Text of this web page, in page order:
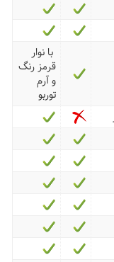
با نوار
قرمز رنگ
و آرم
توربو